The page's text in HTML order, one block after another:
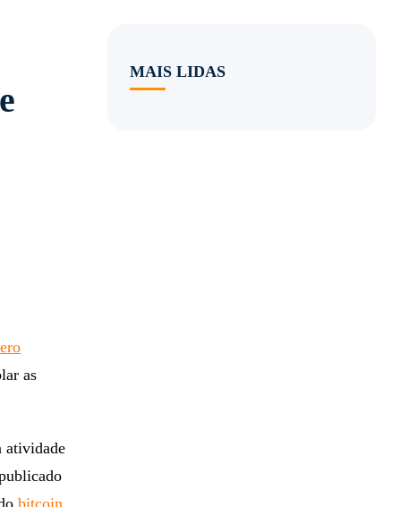
as
atividade
MAIS LIDAS